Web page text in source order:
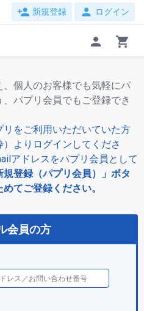
person_add 新規登録 person ログイン
person shopping_cart
個人のお客様でも気軽にパ
パプリ会員でもご登録でき
をご利用いただいていた方
よりログインしてくださ
アドレスをパプリ会員として
規登録（パプリ会員）」ボタ
てご登録ください。
会員の方